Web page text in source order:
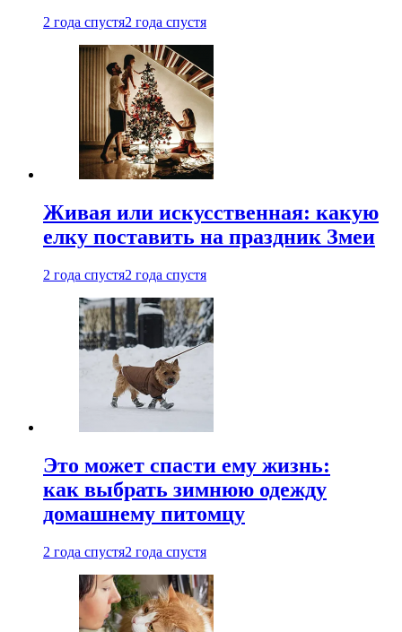
2 года спустя2 года спустя
Живая или искусственная: какую
елку поставить на праздник Змеи
2 года спустя2 года спустя
Это может спасти ему жизнь:
как выбрать зимнюю одежду
домашнему питомцу
2 года спустя2 года спустя